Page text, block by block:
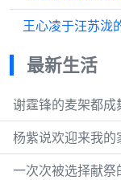
最新生活
谢霆锋的麦架都
杨紫说欢迎来我的
一次次被选择献